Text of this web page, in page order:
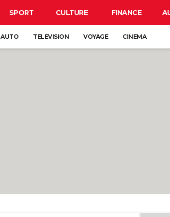
SPORT CULTURE FINANCE
AUTO TELEVISION VOYAGE CINEMA